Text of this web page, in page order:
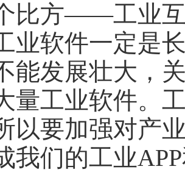
比方——工业互
业软件一定是
能发展壮大，
量工业软件。
以要加强对产
我们的工业